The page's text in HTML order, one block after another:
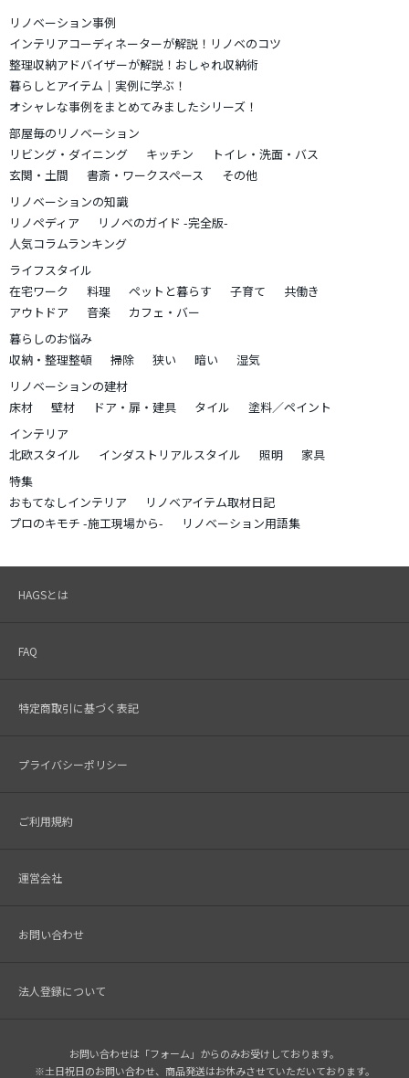
リノベーション事例
インテリアコーディネーターが解説！リノベのコツ
整理収納アドバイザーが解説！おしゃれ収納術
暮らしとアイテム｜実例に学ぶ！
オシャレな事例をまとめてみましたシリーズ！
部屋毎のリノベーション
リビング・ダイニング
キッチン
トイレ・洗面・バス
玄関・土間
書斎・ワークスペース
その他
リノベーションの知識
リノペディア
リノベのガイド -完全版-
人気コラムランキング
ライフスタイル
在宅ワーク
料理 ペットと暮らす 子育て
共働き
アウトドア
音楽
カフェ・バー
暮らしのお悩み
収納・整理整頓
掃除 狭い 暗い
湿気
リノベーションの建材
床材
壁材 ドア・扉・建具 タイル
塗料／ペイント
インテリア
北欧スタイル
インダストリアルスタイル 照明
家具
特集
おもてなしインテリア
リノベアイテム取材日記
プロのキモチ -施工現場から-
リノベーション用語集
HAGSとは
FAQ
特定商取引に基づく表記
プライバシーポリシー
ご利用規約
運営会社
お問い合わせ
法人登録について
お問い合わせは「フォーム」からのみお受けしております。
※土日祝日のお問い合わせ、商品発送はお休みさせていただいております。